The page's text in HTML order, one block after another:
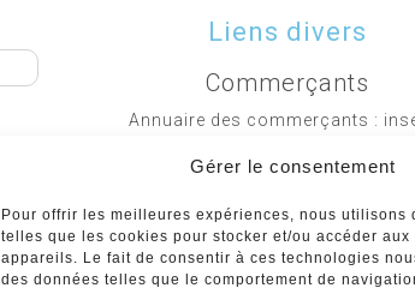
Gérer le consentement
Pour offrir les meilleures expériences, nous utilisons
telles que les cookies pour stocker et/ou accéder aux
appareils. Le fait de consentir à ces technologies
des données telles que le comportement de
Liens divers
Commerçants
Annuaire des commerçants :
annuaire sur notre site ci-